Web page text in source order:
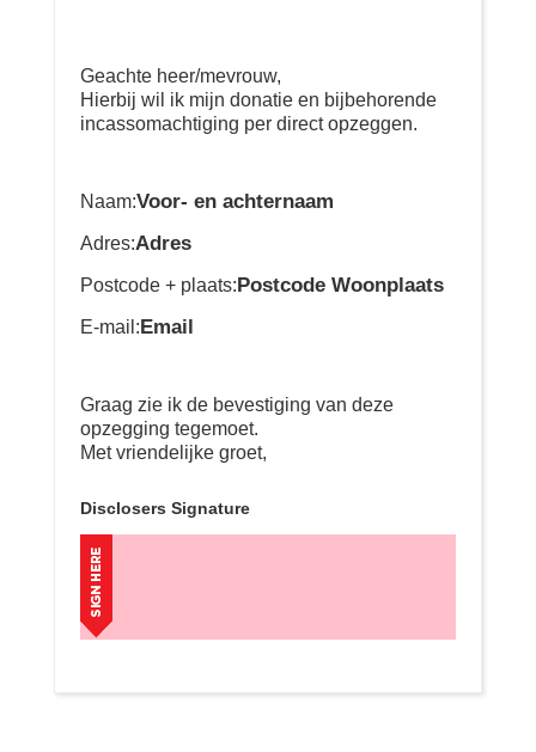
Geachte heer/mevrouw,
Hierbij wil ik mijn donatie en bijbehorende
incassomachtiging per direct opzeggen.
Naam:Voor- en achternaam
Adres:Adres
Postcode + plaats:Postcode Woonplaats
E-mail:Email
Graag zie ik de bevestiging van deze
opzegging tegemoet.
Met vriendelijke groet,
Disclosers Signature